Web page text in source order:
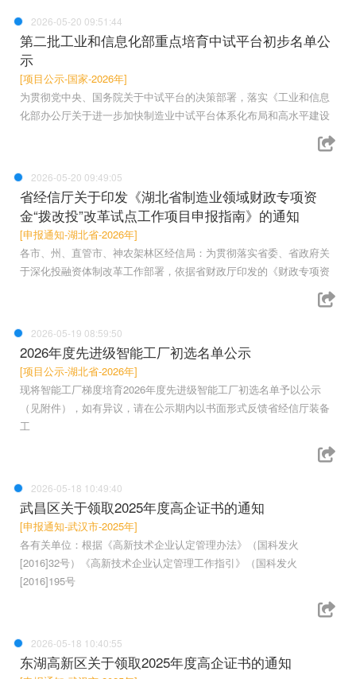
2026-05-20 09:51:44
第二批工业和信息化部重点培育中试平台初步名单公
示
[项目公示-国家-2026年]
为贯彻党中央、国务院关于中试平台的决策部署，落实《工业和信息
化部办公厅关于进一步加快制造业中试平台体系化布局和高水平建设
2026-05-20 09:49:05
省经信厅关于印发《湖北省制造业领域财政专项资
金“拨改投”改革试点工作项目申报指南》的通知
[申报通知-湖北省-2026年]
各市、州、直管市、神农架林区经信局：为贯彻落实省委、省政府关
于深化投融资体制改革工作部署，依据省财政厅印发的《财政专项资
2026-05-19 08:59:50
2026年度先进级智能工厂初选名单公示
[项目公示-湖北省-2026年]
现将智能工厂梯度培育2026年度先进级智能工厂初选名单予以公示
（见附件），如有异议，请在公示期内以书面形式反馈省经信厅装备
工
2026-05-18 10:49:40
武昌区关于领取2025年度高企证书的通知
[申报通知-武汉市-2025年]
各有关单位：根据《高新技术企业认定管理办法》（国科发火
[2016]32号）《高新技术企业认定管理工作指引》（国科发火
[2016]195号
2026-05-18 10:40:55
东湖高新区关于领取2025年度高企证书的通知